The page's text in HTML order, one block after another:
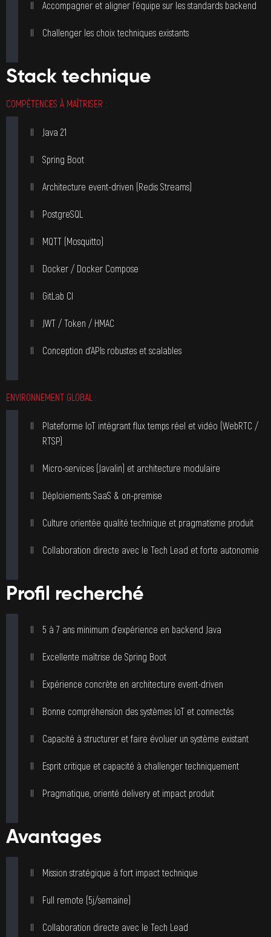
Accompagner et aligner l’équipe sur les standards backend
Challenger les choix techniques existants
Stack technique
COMPÉTENCES À MAÎTRISER :
Java 21
Spring Boot
Architecture event-driven (Redis Streams)
PostgreSQL
MQTT (Mosquitto)
Docker / Docker Compose
GitLab CI
JWT / Token / HMAC
Conception d’APIs robustes et scalables
ENVIRONNEMENT GLOBAL :
Plateforme IoT intégrant flux temps réel et vidéo (WebRTC /
RTSP)
Micro-services (Javalin) et architecture modulaire
Déploiements SaaS & on-premise
Culture orientée qualité technique et pragmatisme produit
Collaboration directe avec le Tech Lead et forte autonomie
Profil recherché
5 à 7 ans minimum d’expérience en backend Java
Excellente maîtrise de Spring Boot
Expérience concrète en architecture event-driven
Bonne compréhension des systèmes IoT et connectés
Capacité à structurer et faire évoluer un système existant
Esprit critique et capacité à challenger techniquement
Pragmatique, orienté delivery et impact produit
Avantages
Mission stratégique à fort impact technique
Full remote (5j/semaine)
Collaboration directe avec le Tech Lead